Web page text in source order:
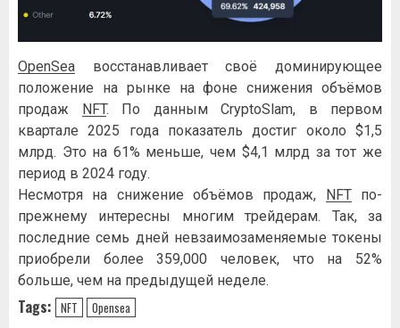
OpenSea восстанавливает своё доминирующее
положение на рынке на фоне снижения объёмов
продаж NFT. По данным CryptoSlam, в первом
квартале 2025 года показатель достиг около $1,5
млрд. Это на 61% меньше, чем $4,1 млрд за тот же
период в 2024 году.
Несмотря на снижение объёмов продаж, NFTпо-
прежнему интересны многим трейдерам. Так, за
последние семь дней невзаимозаменяемые токены
приобрели более 359,000 человек, что на 52%
больше, чем на предыдущей неделе.
Tags: NFT Opensea